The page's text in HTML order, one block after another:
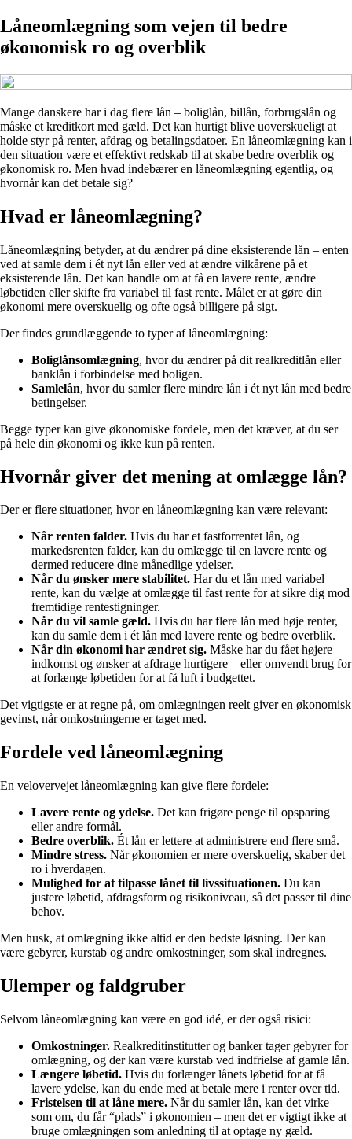
Låneomlægning som vejen til bedre
økonomisk ro og overblik
Mange danskere har i dag flere lån – boliglån, billån, forbrugslån og
måske et kreditkort med gæld. Det kan hurtigt blive uoverskueligt at
holde styr på renter, afdrag og betalingsdatoer. En låneomlægning kan i
den situation være et effektivt redskab til at skabe bedre overblik og
økonomisk ro. Men hvad indebærer en låneomlægning egentlig, og
hvornår kan det betale sig?
Hvad er låneomlægning?
Låneomlægning betyder, at du ændrer på dine eksisterende lån – enten
ved at samle dem i ét nyt lån eller ved at ændre vilkårene på et
eksisterende lån. Det kan handle om at få en lavere rente, ændre
løbetiden eller skifte fra variabel til fast rente. Målet er at gøre din
økonomi mere overskuelig og ofte også billigere på sigt.
Der findes grundlæggende to typer af låneomlægning:
Boliglånsomlægning, hvor du ændrer på dit realkreditlån eller
banklån i forbindelse med boligen.
Samlelån, hvor du samler flere mindre lån i ét nyt lån med bedre
betingelser.
Begge typer kan give økonomiske fordele, men det kræver, at du ser
på hele din økonomi og ikke kun på renten.
Hvornår giver det mening at omlægge lån?
Der er flere situationer, hvor en låneomlægning kan være relevant:
Når renten falder. Hvis du har et fastforrentet lån, og
markedsrenten falder, kan du omlægge til en lavere rente og
dermed reducere dine månedlige ydelser.
Når du ønsker mere stabilitet. Har du et lån med variabel
rente, kan du vælge at omlægge til fast rente for at sikre dig mod
fremtidige rentestigninger.
Når du vil samle gæld. Hvis du har flere lån med høje renter,
kan du samle dem i ét lån med lavere rente og bedre overblik.
Når din økonomi har ændret sig. Måske har du fået højere
indkomst og ønsker at afdrage hurtigere – eller omvendt brug for
at forlænge løbetiden for at få luft i budgettet.
Det vigtigste er at regne på, om omlægningen reelt giver en økonomisk
gevinst, når omkostningerne er taget med.
Fordele ved låneomlægning
En velovervejet låneomlægning kan give flere fordele:
Lavere rente og ydelse. Det kan frigøre penge til opsparing
eller andre formål.
Bedre overblik. Ét lån er lettere at administrere end flere små.
Mindre stress. Når økonomien er mere overskuelig, skaber det
ro i hverdagen.
Mulighed for at tilpasse lånet til livssituationen. Du kan
justere løbetid, afdragsform og risikoniveau, så det passer til dine
behov.
Men husk, at omlægning ikke altid er den bedste løsning. Der kan
være gebyrer, kurstab og andre omkostninger, som skal indregnes.
Ulemper og faldgruber
Selvom låneomlægning kan være en god idé, er der også risici:
Omkostninger. Realkreditinstitutter og banker tager gebyrer for
omlægning, og der kan være kurstab ved indfrielse af gamle lån.
Længere løbetid. Hvis du forlænger lånets løbetid for at få
lavere ydelse, kan du ende med at betale mere i renter over tid.
Fristelsen til at låne mere. Når du samler lån, kan det virke
som om, du får “plads” i økonomien – men det er vigtigt ikke at
bruge omlægningen som anledning til at optage ny gæld.